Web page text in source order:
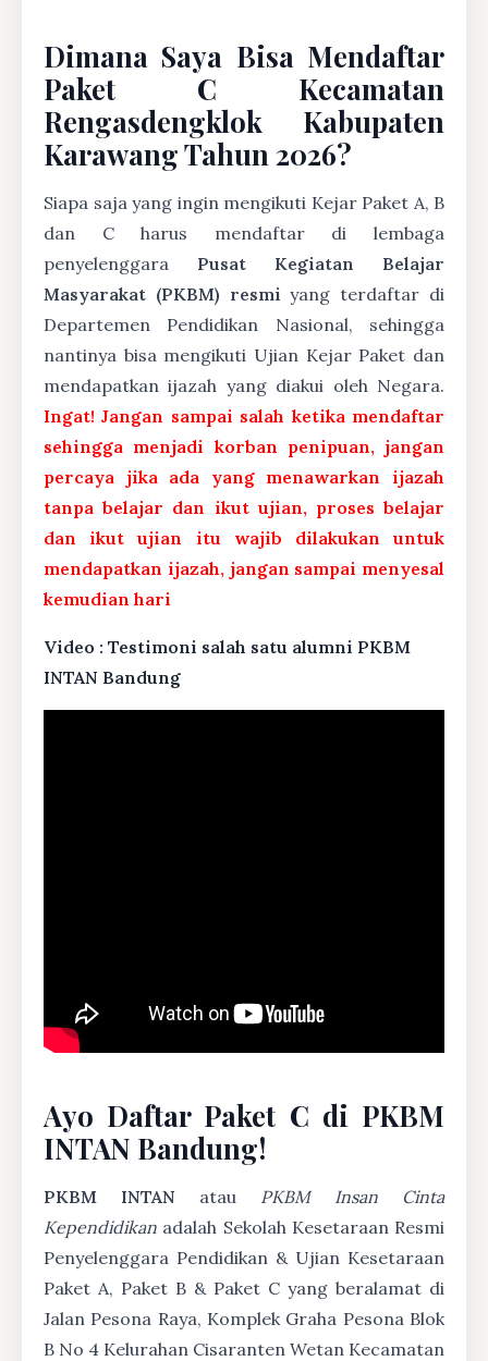
Dimana Saya Bisa Mendaftar
Paket C Kecamatan
Rengasdengklok Kabupaten
Karawang Tahun 2026?
Siapa saja yang ingin mengikuti Kejar Paket A, B
dan C harus mendaftar di lembaga
penyelenggara Pusat Kegiatan Belajar
Masyarakat (PKBM) resmi yang terdaftar di
Departemen Pendidikan Nasional, sehingga
nantinya bisa mengikuti Ujian Kejar Paket dan
mendapatkan ijazah yang diakui oleh Negara.
Ingat! Jangan sampai salah ketika mendaftar
sehingga menjadi korban penipuan, jangan
percaya jika ada yang menawarkan ijazah
tanpa belajar dan ikut ujian, proses belajar
dan ikut ujian itu wajib dilakukan untuk
mendapatkan ijazah, jangan sampai menyesal
kemudian hari
Video : Testimoni salah satu alumni PKBM
INTAN Bandung
Ayo Daftar Paket C di PKBM
INTAN Bandung!
PKBM INTAN atau PKBM Insan Cinta
Kependidikan adalah Sekolah Kesetaraan Resmi
Penyelenggara Pendidikan & Ujian Kesetaraan
Paket A, Paket B & Paket C yang beralamat di
Jalan Pesona Raya, Komplek Graha Pesona Blok
B No 4 Kelurahan Cisaranten Wetan Kecamatan